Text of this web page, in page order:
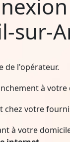
sur-
de l'opérateur.
à
chez votre
à votre